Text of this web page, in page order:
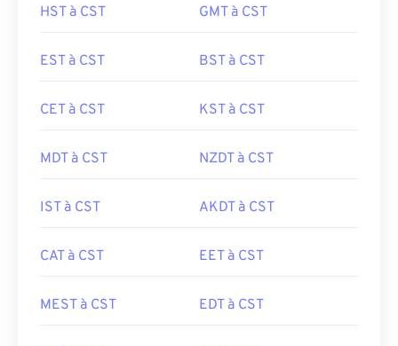
HST à CST GMT à CST
EST à CST BST à CST
CET à CST KST à CST
MDT à CST NZDT à CST
IST à CST AKDT à CST
CAT à CST EET à CST
MEST à CST EDT à CST